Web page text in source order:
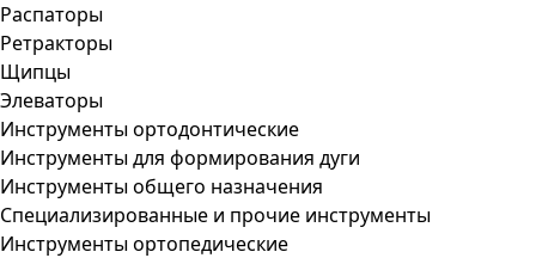
Распаторы
Ретракторы
Щипцы
Элеваторы
Инструменты ортодонтические
Инструменты для формирования дуги
Инструменты общего назначения
Специализированные и прочие инструменты
Инструменты ортопедические